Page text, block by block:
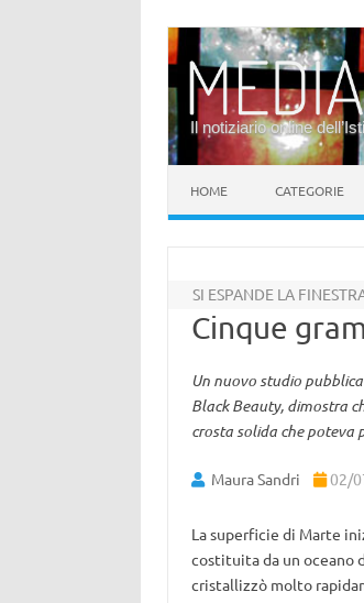
Il notiziario online
HOME CATEGORIE
SI ESPANDE LA
Cinque
Un nuovo studio
Black Beauty, dimostra
crosta solida che poteva
Maura Sandri 02/
La superficie di Marte
costituita da un oceano
cristallizzò molto